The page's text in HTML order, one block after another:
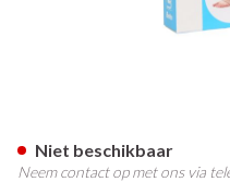
Niet beschikbaar
Neem contact op met ons via